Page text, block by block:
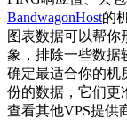
BandwagonHost的
图表数据可以帮你
象，排除一些数据
确定最适合你的机
份的数据，它们更
查看其他VPS提供